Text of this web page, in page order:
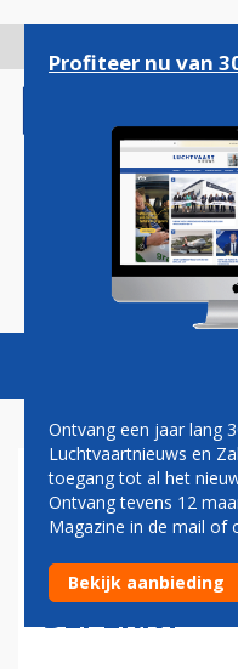
gaan
Magazine
NS-
VRIJDAG
GEVOLGEN
BEPERKT
Profiteer nu van
Ontvang een jaar lang
Luchtvaartnieuws en
toegang tot al het
Ontvang tevens 12
Magazine in de mail of
Bekijk aanbieding